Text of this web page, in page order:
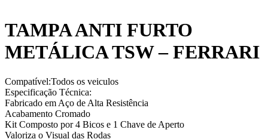
TAMPA ANTI FURTO
METÁLICA TSW – FERRARI
Compatível:Todos os veiculos
Especificação Técnica:
Fabricado em Aço de Alta Resistência
Acabamento Cromado
Kit Composto por 4 Bicos e 1 Chave de Aperto
Valoriza o Visual das Rodas